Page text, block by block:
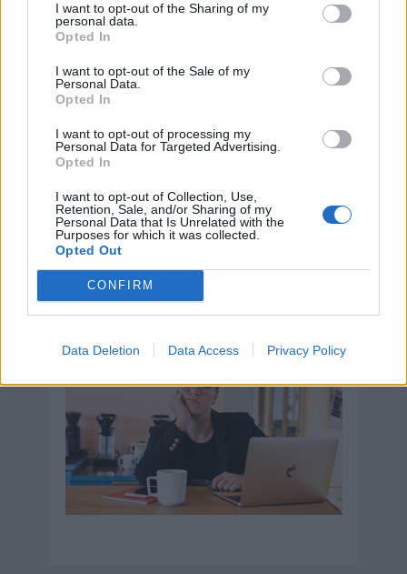
I want to opt-out of the Sharing of my
personal data.
Opted In
I want to opt-out of the Sale of my
Personal Data.
Opted In
I want to opt-out of processing my
Personal Data for Targeted Advertising.
Opted In
I want to opt-out of Collection, Use,
Retention, Sale, and/or Sharing of my
Personal Data that Is Unrelated with the
Purposes for which it was collected.
Opted Out
CONFIRM
Data Deletion Data Access Privacy Policy
Día de la Encefalomielitis Miálgica
Severa o Síndrome de Fatiga
Crónica
8 de agosto de 2026